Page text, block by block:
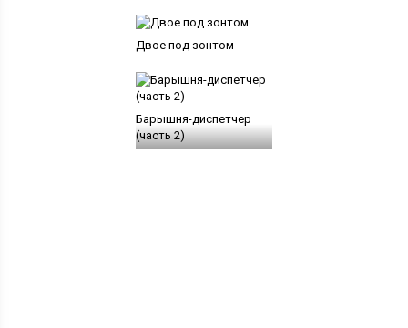
Двое под зонтом
Барышня-диспетчер
(часть 2)